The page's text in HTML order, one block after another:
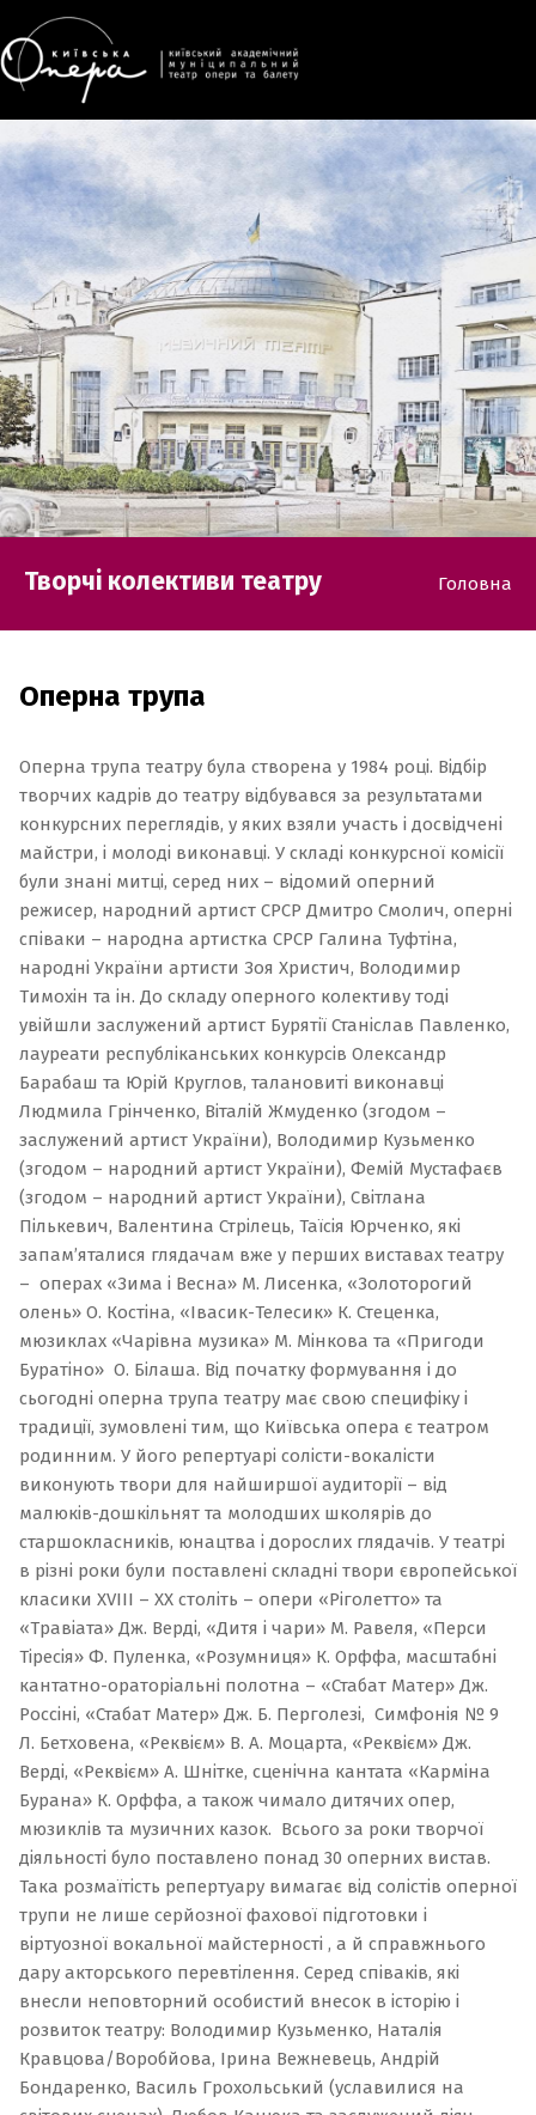
Творчі колективи театру Головна
Оперна трупа
Оперна трупа театру була створена у 1984 році. Відбір
творчих кадрів до театру відбувався за результатами
конкурсних переглядів, у яких взяли участь і досвідчені
майстри, і молоді виконавці. У складі конкурсної комісії
були знані митці, серед них – відомий оперний
режисер, народний артист СРСР Дмитро Смолич, оперні
співаки – народна артистка СРСР Галина Туфтіна,
народні України артисти Зоя Христич, Володимир
Тимохін та ін. До складу оперного колективу тоді
увійшли заслужений артист Бурятії Станіслав Павленко,
лауреати республіканських конкурсів Олександр
Барабаш та Юрій Круглов, талановиті виконавці
Людмила Грінченко, Віталій Жмуденко (згодом –
заслужений артист України), Володимир Кузьменко
(згодом – народний артист України), Фемій Мустафаєв
(згодом – народний артист України), Світлана
Пількевич, Валентина Стрілець, Таїсія Юрченко, які
запам’яталися глядачам вже у перших виставах театру
– операх «Зима і Весна» М. Лисенка, «Золоторогий
олень» О. Костіна, «Івасик-Телесик» К. Стеценка,
мюзиклах «Чарівна музика» М. Мінкова та «Пригоди
Буратіно» О. Білаша. Від початку формування і до
сьогодні оперна трупа театру має свою специфіку і
традиції, зумовлені тим, що Київська опера є театром
родинним. У його репертуарі солісти-вокалісти
виконують твори для найширшої аудиторії – від
малюків-дошкільнят та молодших школярів до
старшокласників, юнацтва і дорослих глядачів. У театрі
в різні роки були поставлені складні твори європейської
класики ХVІІІ – ХХ століть – опери «Ріголетто» та
«Травіата» Дж. Верді, «Дитя і чари» М. Равеля, «Перси
Тіресія» Ф. Пуленка, «Розумниця» К. Орффа, масштабні
кантатно-ораторіальнi полотна – «Стабат Матер» Дж.
Россіні, «Стабат Матер» Дж. Б. Перголезі, Симфонія № 9
Л. Бетховена, «Реквієм» В. А. Моцарта, «Реквієм» Дж.
Верді, «Реквієм» А. Шнітке, сценічна кантата «Карміна
Бурана» К. Орффа, а також чимало дитячих опер,
мюзиклів та музичних казок. Всього за роки творчої
діяльності було поставлено понад 30 оперних вистав.
Така розмаїтість репертуару вимагає від солістів оперної
трупи не лише серйозної фахової підготовки і
віртуозної вокальної майстерності , а й справжнього
дару акторського перевтілення. Серед співаків, які
внесли неповторний особистий внесок в історію і
розвиток театру: Володимир Кузьменко, Наталія
Кравцова/Воробйова, Ірина Вежневець, Андрій
Бондаренко, Василь Грохольський (уславилися на